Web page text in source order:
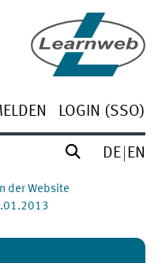
LOGIN (SSO)
DE EN
der Website